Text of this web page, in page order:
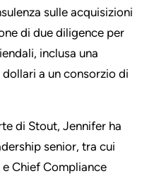
sulle acquisizioni
di due diligence per
inclusa una
a un consorzio di
di Stout, Jennifer ha
senior, tra cui
Chief Compliance